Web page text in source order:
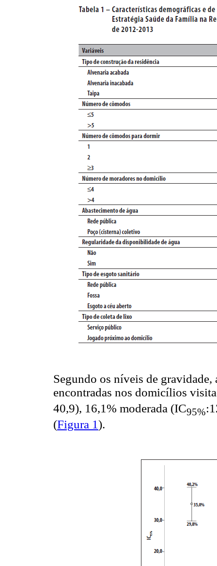
Segundo os níveis de gravidade,
encontradas nos domicílios
40,9), 16,1% moderada (IC95%
(Figura 1).